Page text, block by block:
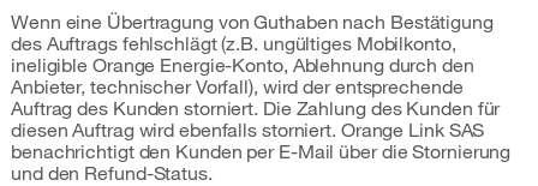
Wenn eine Übertragung von Guthaben nach Bestätigung
des Auftrags fehlschlägt (z.B. ungültiges Mobilkonto,
ineligible Orange Energie-Konto, Ablehnung durch den
Anbieter, technischer Vorfall), wird der entsprechende
Auftrag des Kunden storniert. Die Zahlung des Kunden für
diesen Auftrag wird ebenfalls storniert. Orange Link SAS
benachrichtigt den Kunden per E-Mail über die Stornierung
und den Refund-Status.